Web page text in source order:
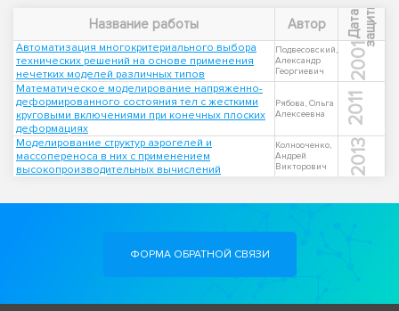
Название работы Автор Д
а
т
а
з
а
щ
и
т ы
Автоматизация многокритериального выбора
технических решений на основе применения
нечетких моделей различных типов
Подвесовский,
Александр
Георгиевич
2001
Математическое моделирование напряженно-
деформированного состояния тел с жесткими
круговыми включениями при конечных плоских
деформациях
Рябова, Ольга
Алексеевна
2011
Моделирование структур аэрогелей и
массопереноса в них с применением
высокопроизводительных вычислений
Колнооченко,
Андрей
Викторович
2013
ФОРМА ОБРАТНОЙ СВЯЗИ